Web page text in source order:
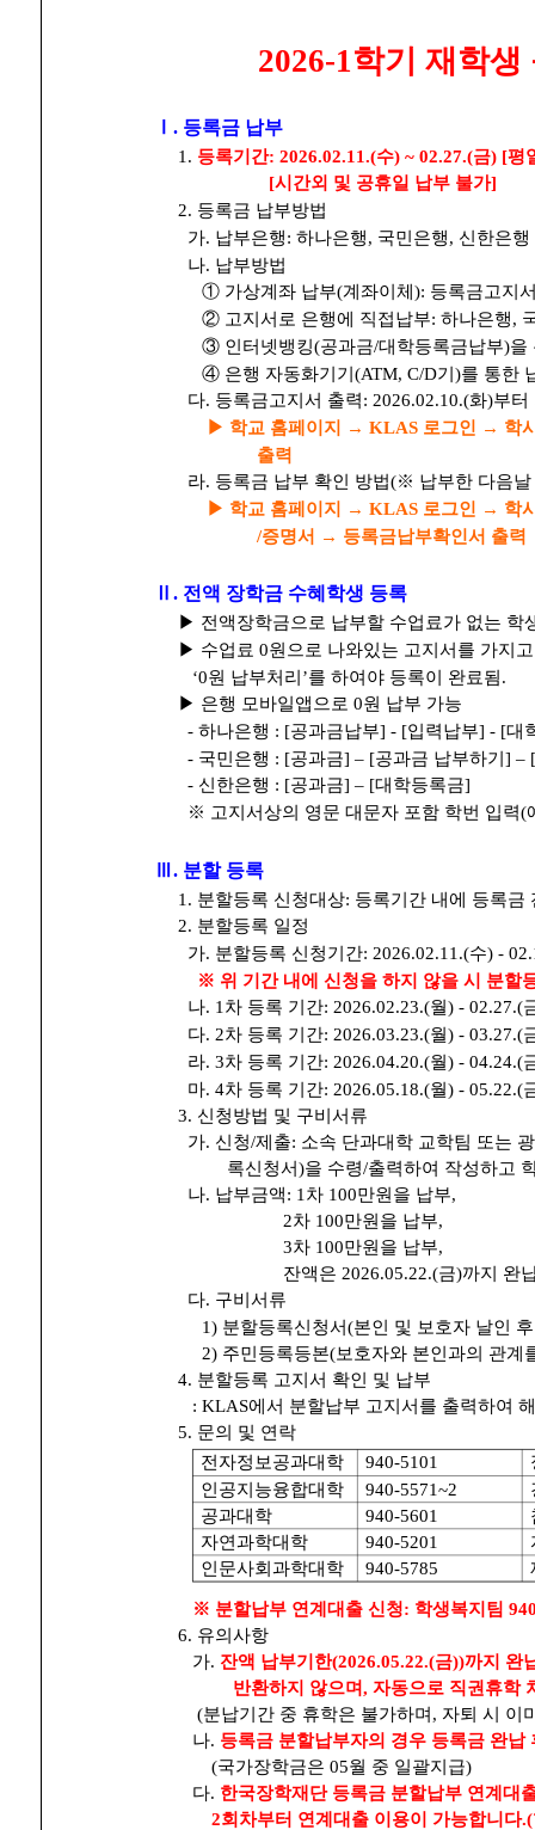
2026-1학기 재학
Ⅰ. 등록금 납부
1. 등록기간: 2026.02.11.(수) ~ 02.27.(금) [평
[시간외 및 공휴일 납부 불가]
2. 등록금 납부방법
가. 납부은행: 하나은행, 국민은행, 신한은행
나. 납부방법
① 가상계좌 납부(계좌이체): 등록금고지
② 고지서로 은행에 직접납부: 하나은행,
③ 인터넷뱅킹(공과금/대학등록금납부)을
④ 은행 자동화기기(ATM, C/D기)를 통한
다. 등록금고지서 출력: 2026.02.10.(화)부
▶ 학교 홈페이지 → KLAS 로그인 → 학
출력
라. 등록금 납부 확인 방법(※ 납부한 다음
▶ 학교 홈페이지 → KLAS 로그인 → 학
/증명서 → 등록금납부확인서 출력
Ⅱ. 전액 장학금 수혜학생 등록
▶ 전액장학금으로 납부할 수업료가 없는 학
▶ 수업료 0원으로 나와있는 고지서를 가지
‘0원 납부처리’를 하여야 등록이 완료됨.
▶ 은행 모바일앱으로 0원 납부 가능
- 하나은행 : [공과금납부] - [입력납부] - [대
- 국민은행 : [공과금] – [공과금 납부하기] –
- 신한은행 : [공과금] – [대학등록금]
※ 고지서상의 영문 대문자 포함 학번 입력(
Ⅲ. 분할 등록
1. 분할등록 신청대상: 등록기간 내에 등록
2. 분할등록 일정
가. 분할등록 신청기간: 2026.02.11.(수) -
※ 위 기간 내에 신청을 하지 않을 시 분할
나. 1차 등록 기간: 2026.02.23.(월) - 02.27.(
다. 2차 등록 기간: 2026.03.23.(월) - 03.27.(
라. 3차 등록 기간: 2026.04.20.(월) - 04.24.(
마. 4차 등록 기간: 2026.05.18.(월) - 05.22.(
3. 신청방법 및 구비서류
가. 신청/제출: 소속 단과대학 교학팀 또는
록신청서)을 수령/출력하여 작성하고
나. 납부금액: 1차 100만원을 납부,
2차 100만원을 납부,
3차 100만원을 납부,
잔액은 2026.05.22.(금)까지 완
다. 구비서류
1) 분할등록신청서(본인 및 보호자 날인
2) 주민등록등본(보호자와 본인과의 관계
4. 분할등록 고지서 확인 및 납부
: KLAS에서 분할납부 고지서를 출력하여
5. 문의 및 연락
전자정보공과대학
940-5101
인공지능융합대학
940-5571~2
공과대학
940-5601
자연과학대학
940-5201
인문사회과학대학
940-5785
※ 분할납부 연계대출 신청: 학생복지팀
6. 유의사항
가. 잔액 납부기한(2026.05.22.(금))까지
반환하지 않으며, 자동으로 직권휴학
(분납기간 중 휴학은 불가하며, 자퇴 시 이
나. 등록금 분할납부자의 경우 등록금 완납
(국가장학금은 05월 중 일괄지급)
다. 한국장학재단 등록금 분할납부 연계대
2회차부터 연계대출 이용이 가능합니다.(